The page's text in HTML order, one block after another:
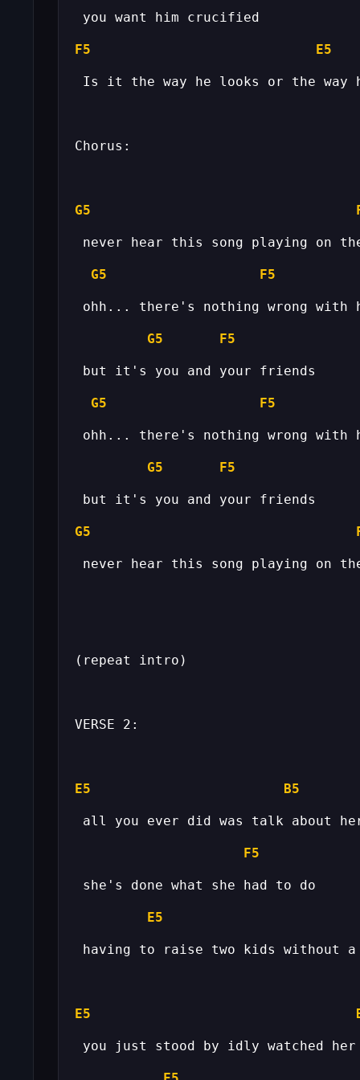
F5 E5
G5
G5 F5
G5 F5
G5 F5
G5 F5
G5
E5 B5
F5
E5
E5